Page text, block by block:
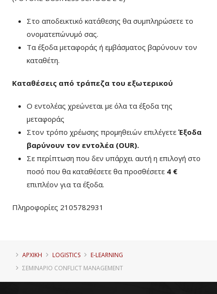
Στο αποδεικτικό κατάθεσης θα συμπληρώσετε το
ονοματεπώνυμό σας.
Τα έξοδα μεταφοράς ή εμβάσματος βαρύνουν τον
καταθέτη.
Καταθέσεις από τράπεζα του εξωτερικού
Ο εντολέας χρεώνεται με όλα τα έξοδα της
μεταφοράς
Στον τρόπο χρέωσης προμηθειών επιλέγετε Έξοδα
βαρύνουν τον εντολέα (ΟUR).
Σε περίπτωση που δεν υπάρχει αυτή η επιλογή στο
ποσό που θα καταθέσετε θα προσθέσετε 4 €
επιπλέον για τα έξοδα.
Πληροφορίες 2105782931
ΑΡΧΙΚΗ LOGISTICS
E-LEARNING
ΣΕΜΙΝΆΡΙΟ CONFLICT MANAGEMENT